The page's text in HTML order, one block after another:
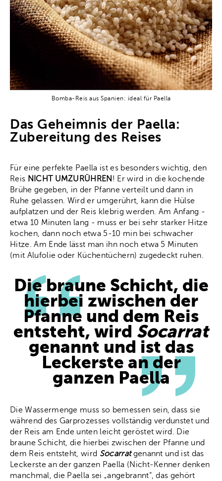
Bomba-Reis aus Spanien: ideal für Paella
Das Geheimnis der Paella:
Zubereitung des Reises
Für eine perfekte Paella ist es besonders wichtig, den
Reis NICHT UMZURÜHREN ! Er wird in die kochende
Brühe gegeben, in der Pfanne verteilt und dann in
Ruhe gelassen. Wird er umgerührt, kann die Hülse
aufplatzen und der Reis klebrig werden. Am Anfang -
etwa 10 Minuten lang - muss er bei sehr starker Hitze
kochen, dann noch etwa 5-10 min bei schwacher
Hitze. Am Ende lässt man ihn noch etwa 5 Minuten
(mit Alufolie oder Küchentüchern) zugedeckt ruhen.
Die braune Schicht, die
hierbei zwischen der
Pfanne und dem Reis
entsteht, wird Socarrat
genannt und ist das
Leckerste an der
ganzen Paella
Die Wassermenge muss so bemessen sein, dass sie
während des Garprozesses vollständig verdunstet und
der Reis am Ende unten leicht geröstet wird. Die
braune Schicht, die hierbei zwischen der Pfanne und
dem Reis entsteht, wird Socarrat genannt und ist das
Leckerste an der ganzen Paella (Nicht-Kenner denken
manchmal, die Paella sei „angebrannt“, das gehört